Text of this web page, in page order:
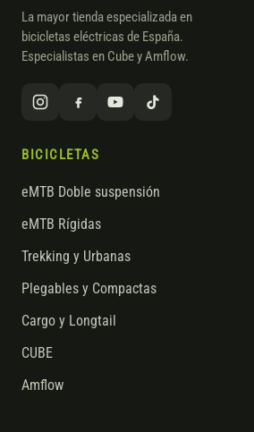
La mayor tienda especializada en
bicicletas eléctricas de España.
Especialistas en Cube y Amflow.
BICICLETAS
eMTB Doble suspensión
eMTB Rígidas
Trekking y Urbanas
Plegables y Compactas
Cargo y Longtail
CUBE
Amflow